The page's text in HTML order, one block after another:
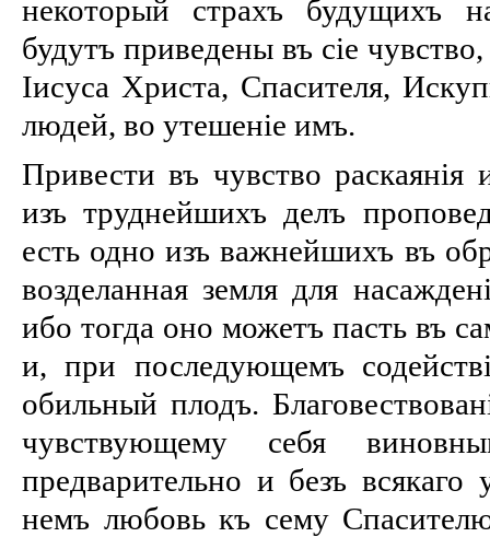
некоторый страхъ будущихъ
будутъ приведены въ сіе
Іисуса Христа, Спасителя,
людей, во утешеніе имъ.
Привести въ чувство раскаянія
изъ труднейшихъ делъ
есть одно изъ важнейшихъ въ
возделанная земля для
ибо тогда оно можетъ пасть въ
и, при последующемъ
обильный плодъ.
чувствующему себя
предварительно и безъ всякаго
немъ любовь къ сему